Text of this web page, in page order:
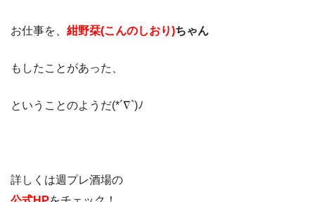
お仕事を、 紺野栞(こんのしおり)ちゃん
もしたことがあった、
ということのようだ(*´∇`)ﾉ
詳しくは週プレ酒場の